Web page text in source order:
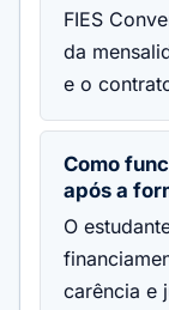
FIES
da
e o
Como
após a
O
carência e